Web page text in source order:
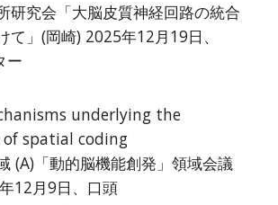
研究会「大脳皮質神経回路の統合
て」(岡崎) 2025年12月19日、
ー
underlying the
of spatial coding
(A)「動的脳機能創発」領域会議
12月9日、口頭